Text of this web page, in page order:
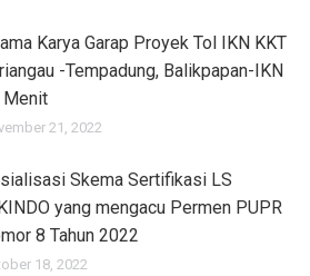
Karya Garap Proyek Tol IKN KKT
-Tempadung, Balikpapan-IKN
Menit
21, 2022
Skema Sertifikasi LS
yang mengacu Permen PUPR
8 Tahun 2022
18, 2022